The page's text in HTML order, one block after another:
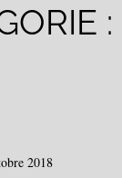
:
2018